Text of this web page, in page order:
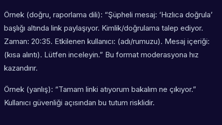
Örnek (doğru, raporlama dili): “Şüpheli mesaj: ‘Hızlıca doğrula’
başlığı altında link paylaşıyor. Kimlik/doğrulama talep ediyor.
Zaman: 20:35. Etkilenen kullanıcı: (adı/rumuzu). Mesaj içeriği:
(kısa alıntı). Lütfen inceleyin.” Bu format moderasyona hız
kazandırır.
Örnek (yanlış): “Tamam linki atıyorum bakalım ne çıkıyor.”
Kullanıcı güvenliği açısından bu tutum risklidir.